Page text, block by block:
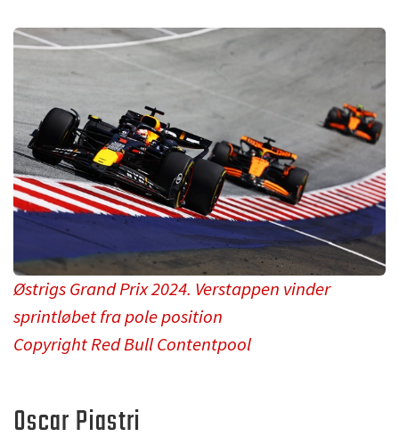
Østrigs Grand Prix 2024. Verstappen vinder
sprintløbet fra pole position
Copyright Red Bull Contentpool
Oscar Piastri